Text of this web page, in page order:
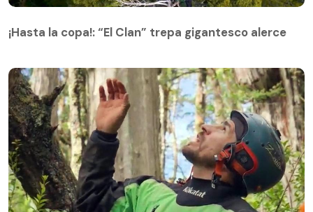
¡Hasta la copa!: “El Clan” trepa gigantesco alerce